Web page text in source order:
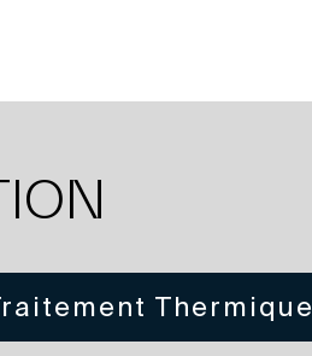
Thermique